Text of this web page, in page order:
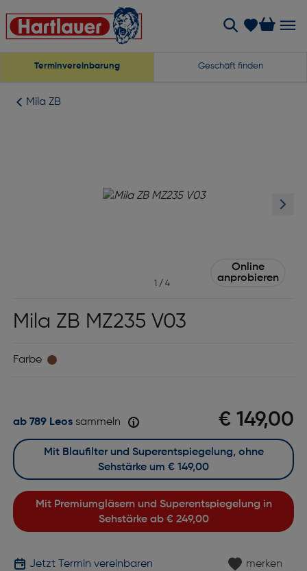
Terminvereinbarung Geschäft finden
Mila ZB
1 / 4
Online
anprobieren
Mila ZB MZ235 V03
Farbe
€ 149,00
ab 789 Leossammeln
Mit Premiumgläsern und Superentspiegelung in
Sehstärke ab € 249,00
Mit Blaufilter und Superentspiegelung, ohne
Sehstärke um € 149,00
Jetzt Termin vereinbaren merken